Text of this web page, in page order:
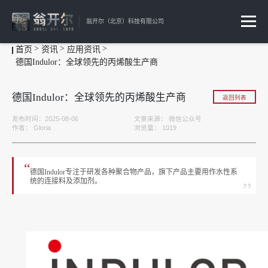
翁开尔（北京）科技有限公司
首页 资讯
应用资讯
德国Indulor：全球领先的丙烯酸生产商
德国Indulor：全球领先的丙烯酸生产商 返回列表
发布时间：2025-08-06 文章来源：
微信公众号
作者：
Gloria 浏览量： 1019
“德国Indulor专注于研发各种聚合物产品，旗下产品主要用作水性系
统的连接料及添加剂。
”